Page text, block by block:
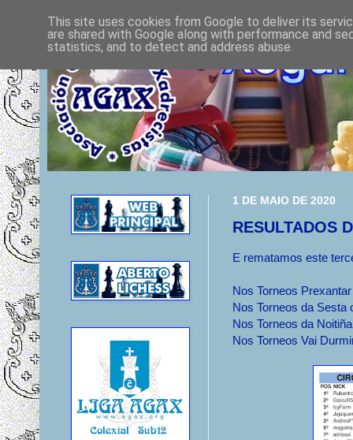
1 DE MAIO DE 2020
RESULTADOS
E rematamos este
Nos Torneos
Nos Torneos da Sesta
Nos Torneos da
Nos Torneos Vai
This site uses cookies from Google to deliver its
are shared with Google along with performance and
statistics, and to detect and address abuse.